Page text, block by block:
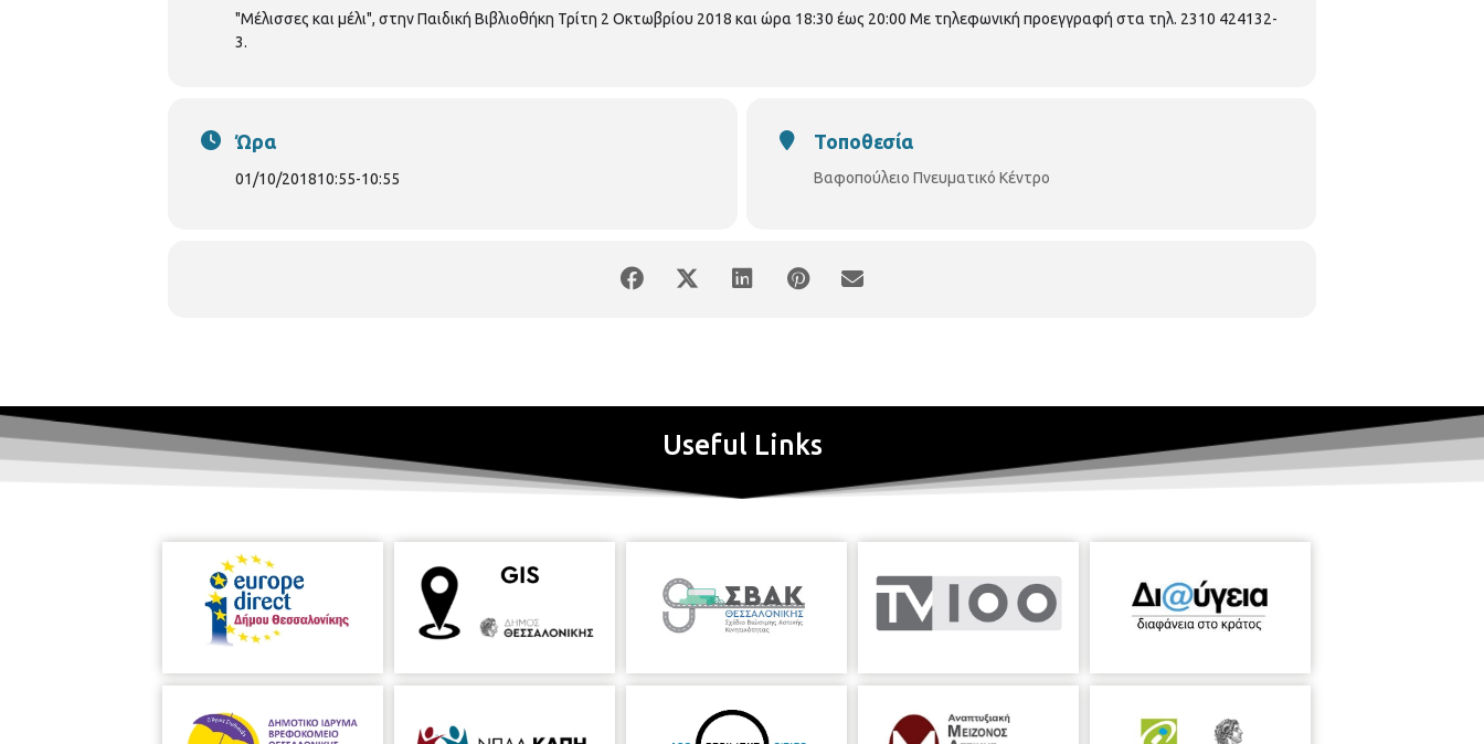
"Μέλισσες και μέλι", στην Παιδική Βιβλιοθήκη Τρίτη 2 Οκτωβρίου 2018 και ώρα 18:30 έως 20:00 Με τηλεφωνική προεγγραφή στα τηλ. 2310 424132-
3.
Ώρα
01/10/201810:55-10:55
Τοποθεσία
Βαφοπούλειο Πνευματικό Κέντρο
Useful Links